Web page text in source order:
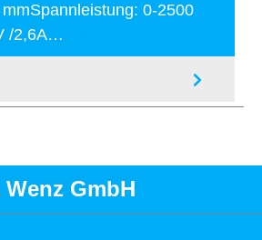
0-2500
/2,6A…
GmbH